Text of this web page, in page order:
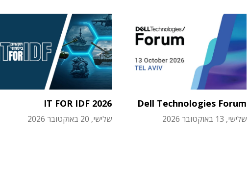
Dell Technologies Forum
שלישי, 13 באוקטובר 2026
IT FOR IDF 2026
שלישי, 20 באוקטובר 2026